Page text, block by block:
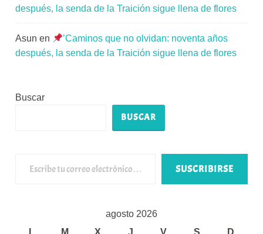
después, la senda de la Traición sigue llena de flores
Asun en
’Caminos que no olvidan: noventa años
después, la senda de la Traición sigue llena de flores
Buscar
BUSCAR
SUSCRIBIRSE
agosto 2026